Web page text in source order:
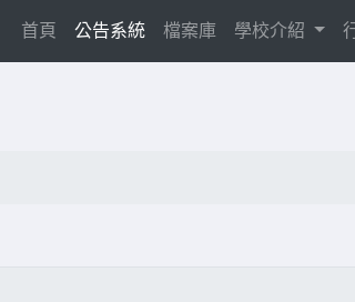
首頁 (current)
公告系統 檔案庫 學校介紹